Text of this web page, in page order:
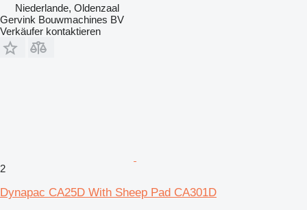
Niederlande, Oldenzaal
Gervink Bouwmachines BV
Verkäufer kontaktieren
2
Dynapac CA25D With Sheep Pad CA301D